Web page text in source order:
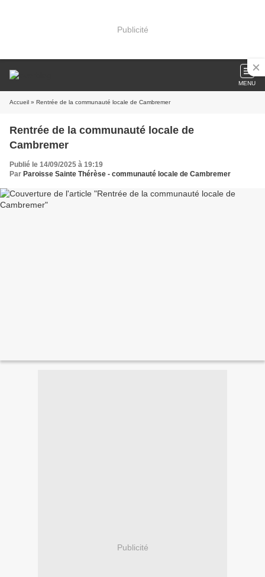
Publicité
MENU
Accueil » Rentrée de la communauté locale de Cambremer
Rentrée de la communauté locale de
Cambremer
Publié le 14/09/2025 à 19:19
Par Paroisse Sainte Thérèse - communauté locale de Cambremer
Publicité